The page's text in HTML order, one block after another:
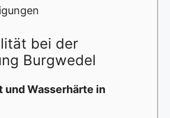
bei der
Burgwedel
und Wasserhärte in